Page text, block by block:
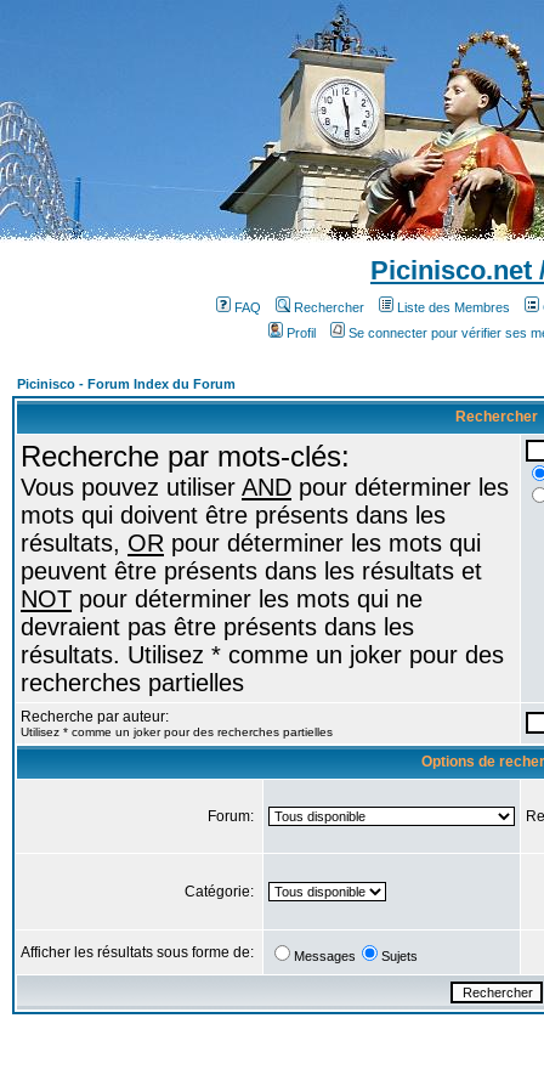
Picinisco.net
FAQ Rechercher Liste des Membres
Profil
Se connecter pour vérifier ses
Picinisco - Forum Index du Forum
Rechercher
Recherche par mots-clés:
Vous pouvez utiliser AND pour déterminer les
mots qui doivent être présents dans les
résultats, OR pour déterminer les mots qui
peuvent être présents dans les résultats et
NOT pour déterminer les mots qui ne
devraient pas être présents dans les
résultats. Utilisez * comme un joker pour des
recherches partielles
Recherche par auteur:
Utilisez * comme un joker pour des recherches partielles
Options de
Forum:
Catégorie:
Afficher les résultats sous forme de: Messages Sujets